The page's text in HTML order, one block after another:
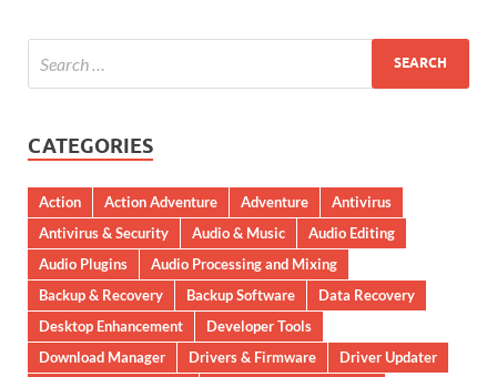
CATEGORIES
Action Action Adventure Adventure
Antivirus
Antivirus & Security
Audio & Music
Audio Editing
Audio Plugins
Audio Processing and Mixing
Backup & Recovery
Backup Software
Data Recovery
Desktop Enhancement
Developer Tools
Download Manager
Drivers & Firmware
Driver Updater